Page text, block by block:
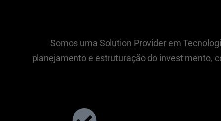
Somos uma Solution Provider em
planejamento e estruturação do investimento,